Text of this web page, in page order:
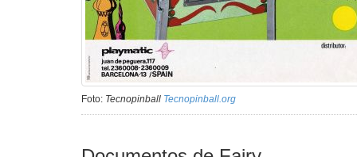
Foto: Tecnopinball Tecnopinball.org